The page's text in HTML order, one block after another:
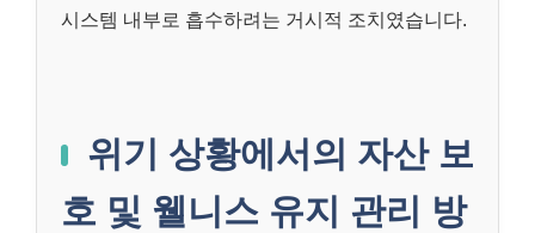
시스템 내부로 흡수하려는 거시적 조치였습니다.
위기 상황에서의 자산 보
호 및 웰니스 유지 관리 방